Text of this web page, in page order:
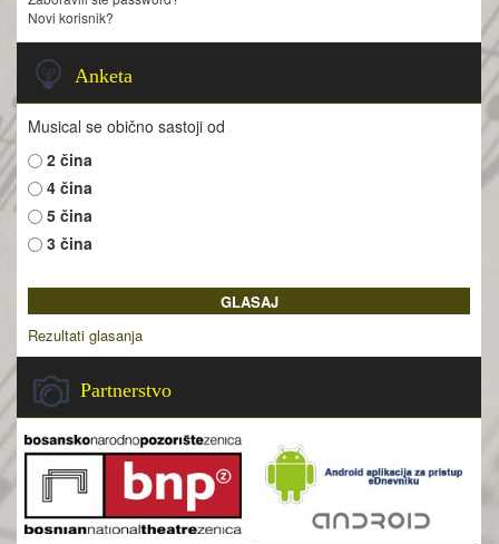
Novi korisnik?
Anketa
Musical se obično sastoji od
2 čina
4 čina
5 čina
3 čina
Rezultati glasanja
Partnerstvo